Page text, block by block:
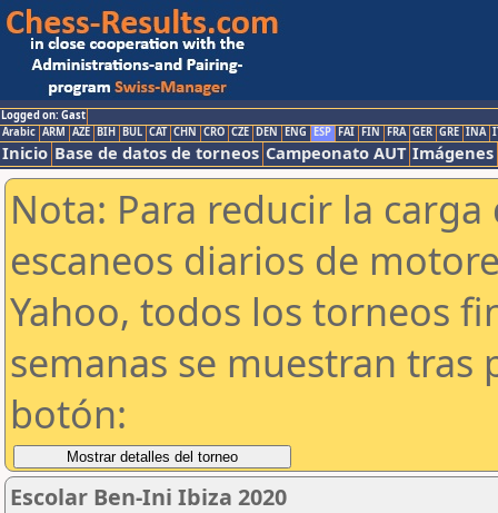
Logged on: Gast
Arabic ARM AZE BIH BUL CAT CHN CRO CZE DEN ENG ESP FAI FIN FRA GER GRE INA
Inicio Base de datos de torneos Campeonato AUT Imágenes
Nota: Para reducir la
escaneos diarios de
Yahoo, todos los torneos
semanas se muestran tras
botón:
Escolar Ben-Ini Ibiza 2020